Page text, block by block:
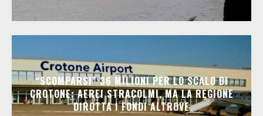
“SCOMPARSI” 36 MILIONI PER LO SCALO DI
CROTONE: AEREI STRACOLMI, MA LA REGIONE
DIROTTA I FONDI ALTROVE